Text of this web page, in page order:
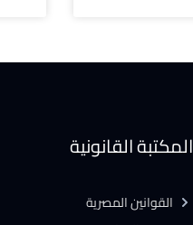
المكتبة القانونية
القوانين المصرية